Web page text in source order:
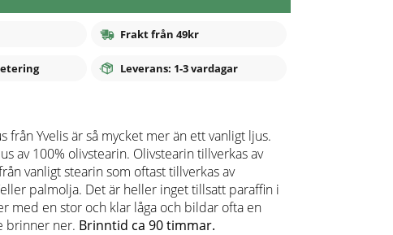
Frakt från 49kr
Leverans: 1-3 vardagar
från Yvelis är så mycket mer än ett vanligt ljus.
av 100% olivstearin. Olivstearin tillverkas av
vanligt stearin som oftast tillverkas av
palmolja. Det är heller inget tillsatt paraffin i
med en stor och klar låga och bildar ofta en
brinner ner. Brinntid ca 90 timmar.